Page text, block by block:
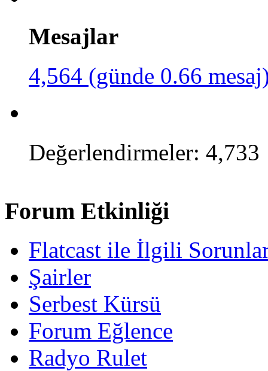
Mesajlar
4,564 (günde 0.66
Değerlendirmeler: 4,733
Forum Etkinliği
Flatcast ile İlgili
Şairler
Serbest Kürsü
Forum Eğlence
Radyo Rulet